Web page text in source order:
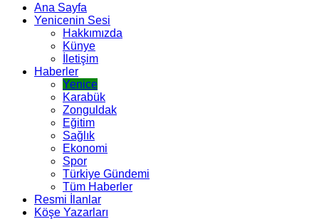
Ana Sayfa
Yenicenin Sesi
Hakkımızda
Künye
İletişim
Haberler
Yenice
Karabük
Zonguldak
Eğitim
Sağlık
Ekonomi
Spor
Türkiye Gündemi
Tüm Haberler
Resmi İlanlar
Köşe Yazarları